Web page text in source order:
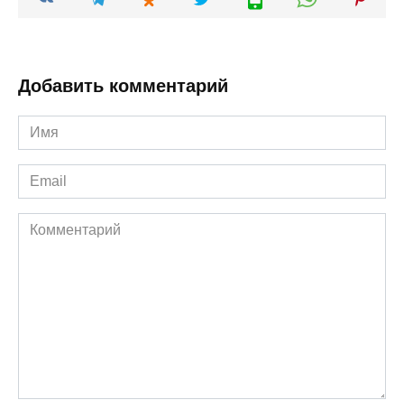
Добавить комментарий
Имя
*
Email
*
Комментарий